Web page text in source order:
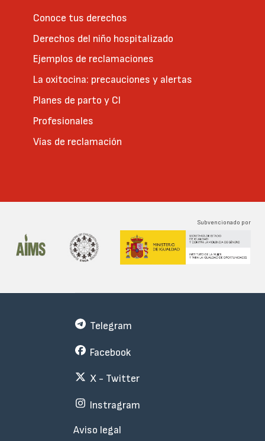
Conoce tus derechos
Derechos del niño hospitalizado
Ejemplos de reclamaciones
La oxitocina: precauciones y alertas
Planes de parto y CI
Profesionales
Vías de reclamación
Subvencionado por
Subfooter
Telegram
Facebook
X - Twitter
Instragram
Aviso legal